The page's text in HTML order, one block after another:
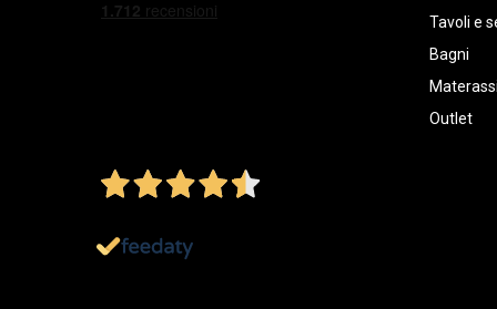
Tavoli e
Bagni
Outlet